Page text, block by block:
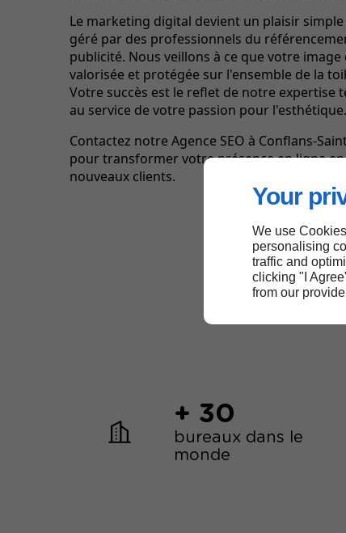
Your
We use
personalising
traffic and
clicking "I
from our
Le marketing digital devient un plaisir
géré par des professionnels du
publicité. Nous veillons à ce que votre
valorisée et protégée sur l'ensemble de la
Votre succès est le reflet de notre expertise
au service de votre passion pour l'esthétique.
Contactez notre Agence SEO à Conflans-
pour transformer votre présence en ligne
nouveaux clients.
+ 30
bureaux dans le
monde